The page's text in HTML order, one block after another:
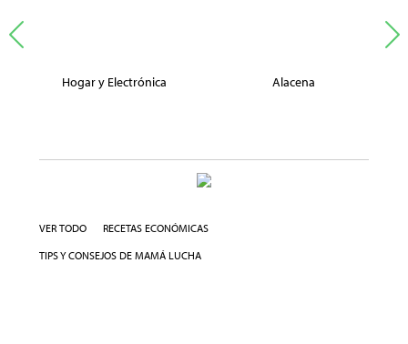
Hogar y Electrónica Alacena
VER TODO
RECETAS ECONÓMICAS
TIPS Y CONSEJOS DE MAMÁ LUCHA